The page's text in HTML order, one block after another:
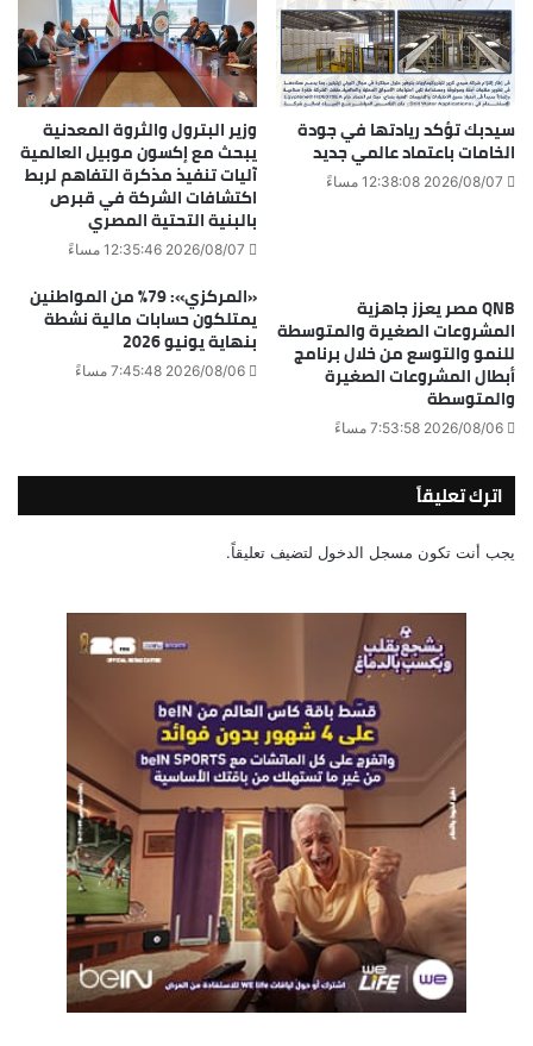
سيدبك تؤكد ريادتها في جودة
الخامات باعتماد عالمي جديد
2026/08/07 12:38:08 مساءً
وزير البترول والثروة المعدنية
يبحث مع إكسون موبيل العالمية
آليات تنفيذ مذكرة التفاهم لربط
اكتشافات الشركة في قبرص
بالبنية التحتية المصري
2026/08/07 12:35:46 مساءً
QNB مصر يعزز جاهزية
المشروعات الصغيرة والمتوسطة
للنمو والتوسع من خلال برنامج
أبطال المشروعات الصغيرة
والمتوسطة
2026/08/06 7:53:58 مساءً
«المركزي»: 79% من المواطنين
يمتلكون حسابات مالية نشطة
بنهاية يونيو 2026
2026/08/06 7:45:48 مساءً
اترك تعليقاً
يجب أنت تكون مسجل الدخول لتضيف تعليقاً.